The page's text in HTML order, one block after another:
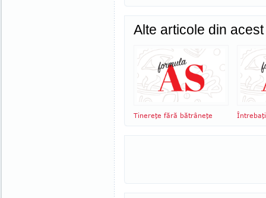
Alte articole din
Tinereţe fără bătrâneţe